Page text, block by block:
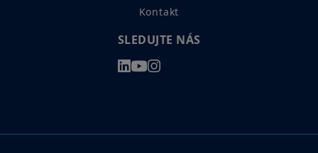
Kontakt
SLEDUJTE NÁS